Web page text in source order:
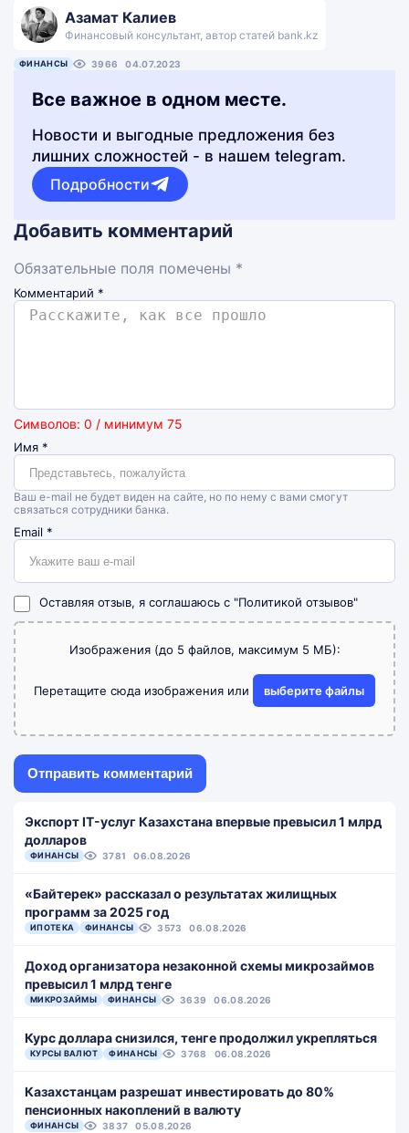
Азамат Калиев
Финансовый консультант, автор статей bank.kz
ФИНАНСЫ 3966 04.07.2023
Все важное в одном месте.
Новости и выгодные предложения без
лишних сложностей - в нашем telegram.
Подробности
Добавить комментарий
Обязательные поля помечены *
Комментарий *
Символов: 0 / минимум 75
Имя *
Ваш e-mail не будет виден на сайте, но по нему с вами смогут
связаться сотрудники банка.
Email *
Оставляя отзыв, я соглашаюсь с "Политикой отзывов"
Изображения (до 5 файлов, максимум 5 МБ):
Перетащите сюда изображения или выберите файлы
Экспорт IT-услуг Казахстана впервые превысил 1 млрд
долларов
ФИНАНСЫ 3781 06.08.2026
«Байтерек» рассказал о результатах жилищных
программ за 2025 год
ИПОТЕКА ФИНАНСЫ 3573 06.08.2026
Доход организатора незаконной схемы микрозаймов
превысил 1 млрд тенге
МИКРОЗАЙМЫ ФИНАНСЫ 3639 06.08.2026
Курс доллара снизился, тенге продолжил укрепляться
КУРСЫ ВАЛЮТ ФИНАНСЫ 3768 06.08.2026
Казахстанцам разрешат инвестировать до 80%
пенсионных накоплений в валюту
ФИНАНСЫ 3837 05.08.2026